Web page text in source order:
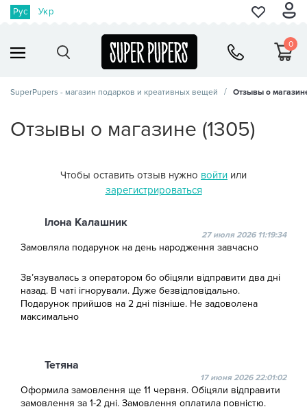
Рус Укр
0
SuperPupers - магазин подарков и креативных вещей Отзывы о
Отзывы о магазине (1305)
Чтобы оставить отзыв нужно войти или
зарегистрироваться
Ілона Калашник
27 июля 2026 11:19:34
Замовляла подарунок на день народження завчасно
Звʼязувалась з оператором бо обіцяли відправити два дні
назад. В чаті ігнорували. Дуже безвідповідально.
Подарунок прийшов на 2 дні пізніше. Не задоволена
максимально
Тетяна
17 июня 2026 22:01:02
Оформила замовлення ще 11 червня. Обіцяли відправити
замовлення за 1-2 дні. Замовлення оплатила повністю.